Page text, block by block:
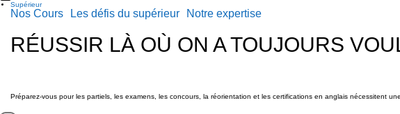
Supérieur
Nos Cours Les défis du supérieur Notre expertise
RÉUSSIR LÀ OÙ ON A TOUJOURS
Préparez-vous pour les partiels, les examens, les concours, la réorientation et les certifications en anglais nécessitent